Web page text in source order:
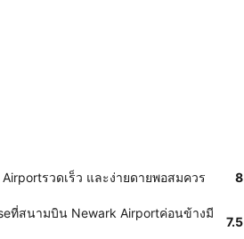
รวดเร็ว และง่ายดายพอสมควร 8
ที่สนามบิน Newark Airportค่อนข้างมี
7.5